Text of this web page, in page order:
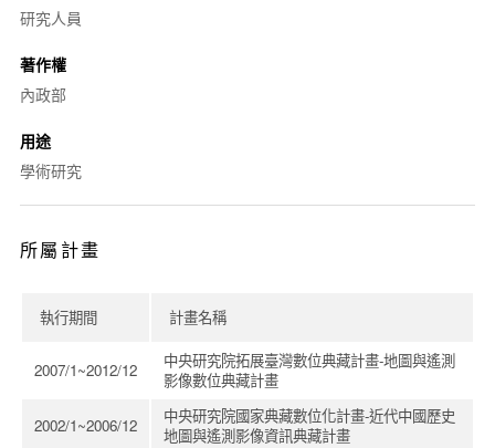
研究人員
著作權
內政部
用途
學術研究
所屬計畫
執行期間 計畫名稱
2007/1~2012/12
中央研究院拓展臺灣數位典藏計畫-地圖與遙測
影像數位典藏計畫
2002/1~2006/12
中央研究院國家典藏數位化計畫-近代中國歷史
地圖與遙測影像資訊典藏計畫